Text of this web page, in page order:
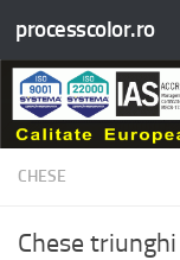
Skip to content
processcolor.ro
CHESE
Chese